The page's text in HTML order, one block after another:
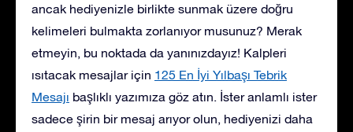
ancak hediyenizle birlikte sunmak üzere doğru
kelimeleri bulmakta zorlanıyor musunuz? Merak
etmeyin, bu noktada da yanınızdayız! Kalpleri
ısıtacak mesajlar için 125 En İyi Yılbaşı Tebrik
Mesajı başlıklı yazımıza göz atın. İster anlamlı ister
sadece şirin bir mesaj arıyor olun, hediyenizi daha